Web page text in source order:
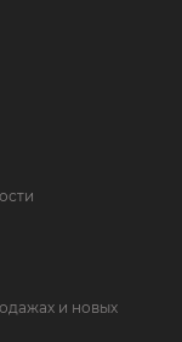
и новых